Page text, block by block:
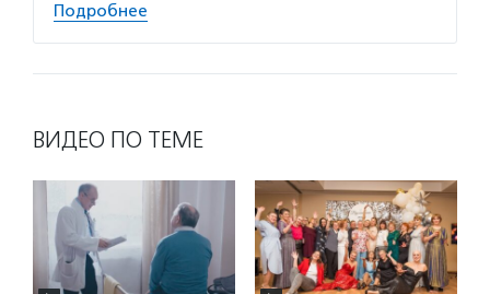
Подробнее
ВИДЕО ПО ТЕМЕ